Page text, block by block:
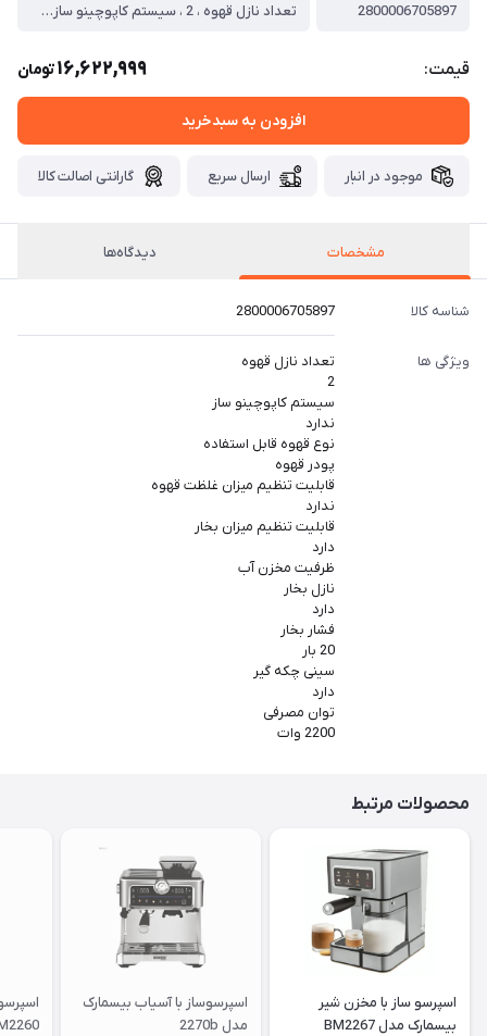
2800006705897
تعداد نازل قهوه ، 2 ، سیستم کاپوچینو ساز ، ندارد ، نوع قهوه قابل استفاده ، پودر قهوه ، قابلیت تنظیم میزان غلظت قهوه ، ندارد ، قابلیت تنظیم میزان بخار ، دارد ، ظرفیت مخزن آب ، نازل بخار ، دارد ، فشار بخار ، 20 بار ، سینی چکه گیر ، دارد ، توان مصرفی ، 2200 وات
قیمت: 16,622,999تومان
افزودن به سبدخرید
موجود در انبار ارسال سریع گارانتی اصالت کالا
مشخصات دیدگاه‌ها
شناسه کالا 2800006705897
ویژگی ها
تعداد نازل قهوه
2
سیستم کاپوچینو ساز
ندارد
نوع قهوه قابل استفاده
پودر قهوه
قابلیت تنظیم میزان غلظت قهوه
ندارد
قابلیت تنظیم میزان بخار
دارد
ظرفیت مخزن آب
نازل بخار
دارد
فشار بخار
20 بار
سینی چکه گیر
دارد
توان مصرفی
2200 وات
محصولات مرتبط
اسپرسو ساز با مخزن شیر
بیسمارک مدل BM2267
اسپرسوساز با آسياب بیسمارک
مدل 2270b